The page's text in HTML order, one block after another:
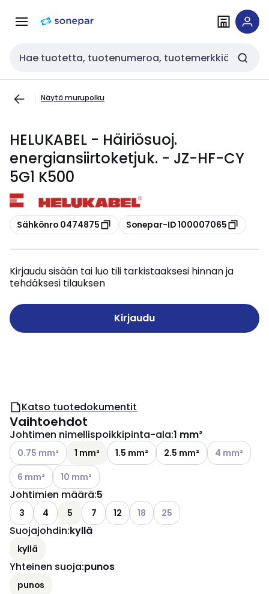
navigointiinsisältöön
Haku
Näytä murupolku
HELUKABEL - Häiriösuoj.
energiansiirtoketjuk. - JZ-HF-CY
5G1 K500
Kopioi
Sähkönro 0474875 Kopioi
Sonepar-ID 100007065
Kirjaudu sisään tai luo tili tarkistaaksesi hinnan ja
tehdäksesi tilauksen
Kirjaudu
Katso tuotedokumentit
Vaihtoehdot
Johtimen nimellispoikkipinta-ala:1 mm²
Katso käytettävissä olevat vaihtoehdot
0.75 mm² 1 mm² 1.5 mm² 2.5 mm² Katso
4 mm²
Katso käytettävissä olevat vaihtoehdot
6 mm² Katso käytettävissä olevat vaihtoehdot
10 mm²
Johtimien määrä:5
3 4 5 7 12 Katso käytettävissä olevat
18 Katso käytettävissä
25
Suojajohdin:kyllä
kyllä
Yhteinen suoja:punos
punos